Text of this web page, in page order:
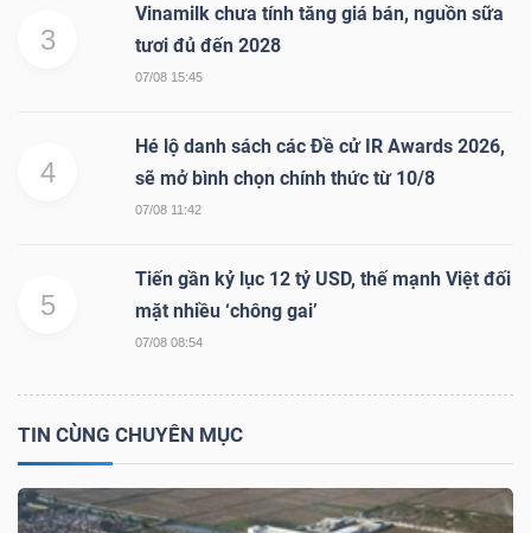
3
Vinamilk chưa tính tăng giá bán, nguồn sữa
tươi đủ đến 2028
07/08 15:45
4
Hé lộ danh sách các Đề cử IR Awards 2026,
sẽ mở bình chọn chính thức từ 10/8
07/08 11:42
5
Tiến gần kỷ lục 12 tỷ USD, thế mạnh Việt đối
mặt nhiều ‘chông gai’
07/08 08:54
TIN CÙNG CHUYÊN MỤC